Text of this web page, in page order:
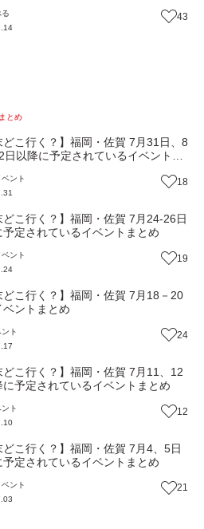
き】
43
とめ
どこ行く？】福岡・佐賀 7月31日、8
日以降に予定されているイベントま
ベント
18
どこ行く？】福岡・佐賀 7月24-26日
予定されているイベントまとめ
ベント
19
どこ行く？】福岡・佐賀 7月18－20
ベントまとめ
ト
24
どこ行く？】福岡・佐賀 7月11、12
に予定されているイベントまとめ
ト
12
どこ行く？】福岡・佐賀 7月4、5日
予定されているイベントまとめ
ベント
21